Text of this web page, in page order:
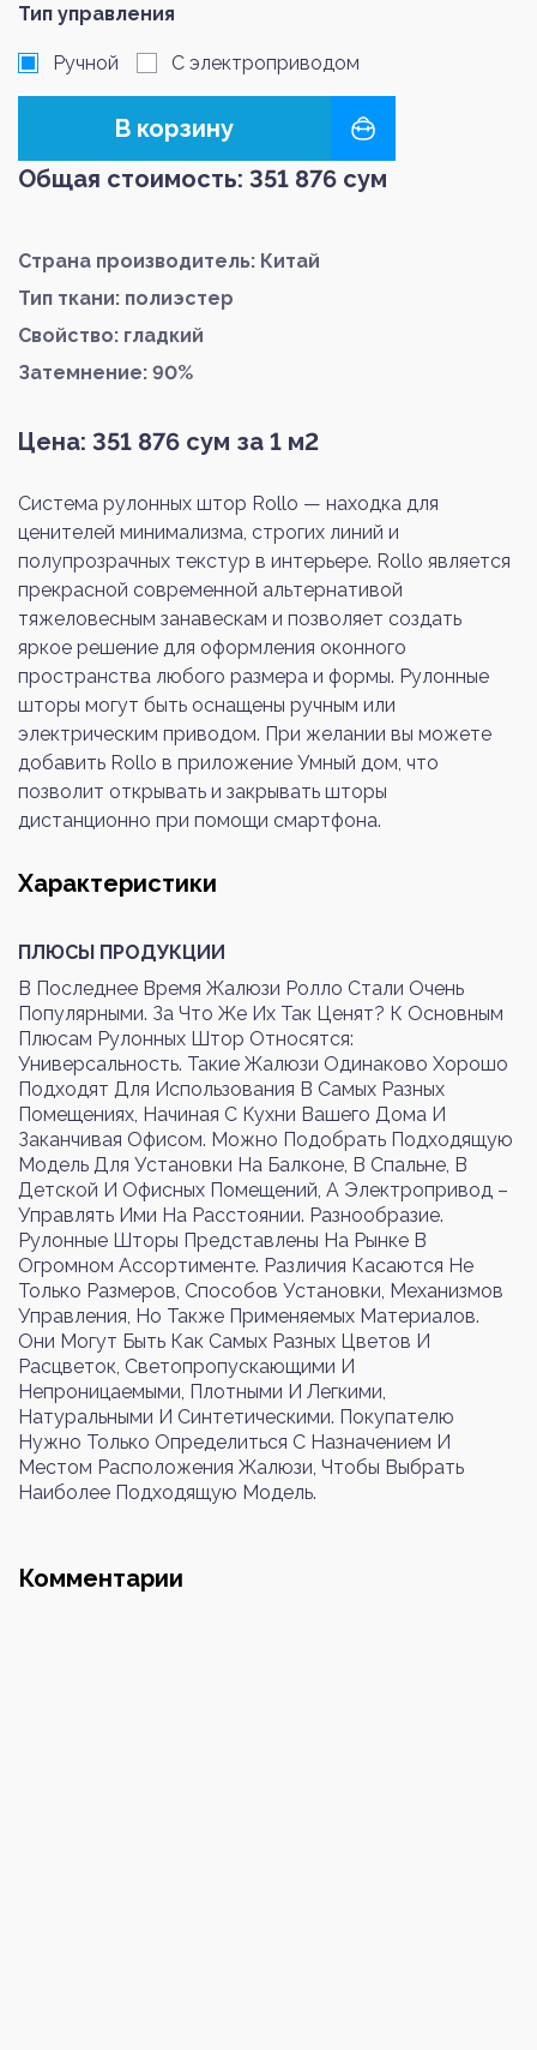
Тип управления
Ручной С электроприводом
В корзину
Общая стоимость: 351 876 сум
Страна производитель: Китай
Тип ткани: полиэстер
Свойство: гладкий
Затемнение: 90%
Цена: 351 876 сум за 1 м2
Система рулонных штор Rollo — находка для
ценителей минимализма, строгих линий и
полупрозрачных текстур в интерьере. Rollo является
прекрасной современной альтернативой
тяжеловесным занавескам и позволяет создать
яркое решение для оформления оконного
пространства любого размера и формы. Рулонные
шторы могут быть оснащены ручным или
электрическим приводом. При желании вы можете
добавить Rollo в приложение Умный дом, что
позволит открывать и закрывать шторы
дистанционно при помощи смартфона.
Характеристики
ПЛЮСЫ ПРОДУКЦИИ
В Последнее Время Жалюзи Ролло Стали Очень
Популярными. За Что Же Их Так Ценят? К Основным
Плюсам Рулонных Штор Относятся:
Универсальность. Такие Жалюзи Одинаково Хорошо
Подходят Для Использования В Самых Разных
Помещениях, Начиная С Кухни Вашего Дома И
Заканчивая Офисом. Можно Подобрать Подходящую
Модель Для Установки На Балконе, В Спальне, В
Детской И Офисных Помещений, А Электропривод –
Управлять Ими На Расстоянии. Разнообразие.
Рулонные Шторы Представлены На Рынке В
Огромном Ассортименте. Различия Касаются Не
Только Размеров, Способов Установки, Механизмов
Управления, Но Также Применяемых Материалов.
Они Могут Быть Как Самых Разных Цветов И
Расцветок, Светопропускающими И
Непроницаемыми, Плотными И Легкими,
Натуральными И Синтетическими. Покупателю
Нужно Только Определиться С Назначением И
Местом Расположения Жалюзи, Чтобы Выбрать
Наиболее Подходящую Модель.
Комментарии
Войти Регистрация
Номер телефона или почта
Пароль
Войти